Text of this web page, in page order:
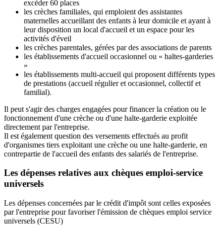
excéder 60 places
les crèches familiales, qui emploient des assistantes
maternelles accueillant des enfants à leur domicile et ayant à
leur disposition un local d'accueil et un espace pour les
activités d'éveil
les crèches parentales, gérées par des associations de parents
les établissements d'accueil occasionnel ou « haltes-garderies
»
les établissements multi-accueil qui proposent différents types
de prestations (accueil régulier et occasionnel, collectif et
familial).
Il peut s'agir des charges engagées pour financer la création ou le
fonctionnement d'une crèche ou d'une halte-garderie exploitée
directement par l'entreprise.
Il est également question des versements effectués au profit
d'organismes tiers exploitant une crèche ou une halte-garderie, en
contrepartie de l'accueil des enfants des salariés de l'entreprise.
Les dépenses relatives aux chèques emploi-service
universels
Les dépenses concernées par le crédit d'impôt sont celles exposées
par l'entreprise pour favoriser l'émission de chèques emploi service
universels (CESU)